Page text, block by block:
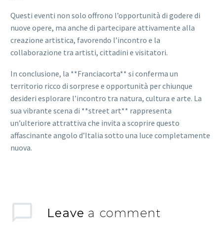
Questi eventi non solo offrono l’opportunità di godere di
nuove opere, ma anche di partecipare attivamente alla
creazione artistica, favorendo l’incontro e la
collaborazione tra artisti, cittadini e visitatori.
In conclusione, la **Franciacorta** si conferma un
territorio ricco di sorprese e opportunità per chiunque
desideri esplorare l’incontro tra natura, cultura e arte. La
sua vibrante scena di **street art** rappresenta
un’ulteriore attrattiva che invita a scoprire questo
affascinante angolo d’Italia sotto una luce completamente
nuova.
Leave a comment